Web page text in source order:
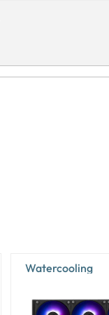
Watercooling